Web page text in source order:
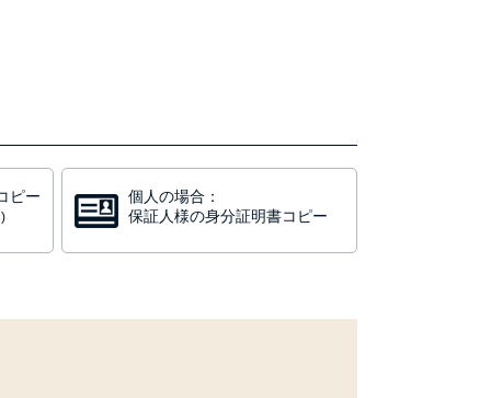
ピー
個人の場合：
保証人様の身分証明書コピー